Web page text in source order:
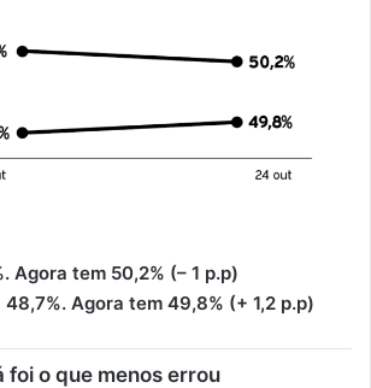
Agora tem 50,2% (– 1 p.p)
Agora tem 49,8% (+ 1,2 p.p)
foi o que menos errou